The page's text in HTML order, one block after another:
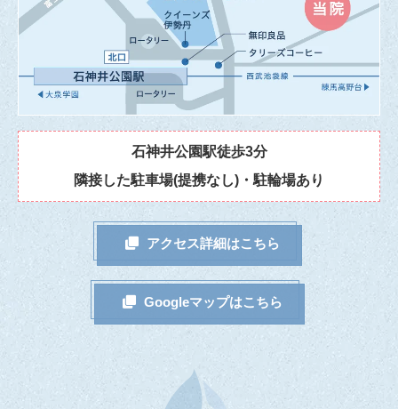
石神井公園駅徒歩3分
隣接した駐車場(提携なし)・駐輪場あり
アクセス詳細はこちら
Googleマップはこちら